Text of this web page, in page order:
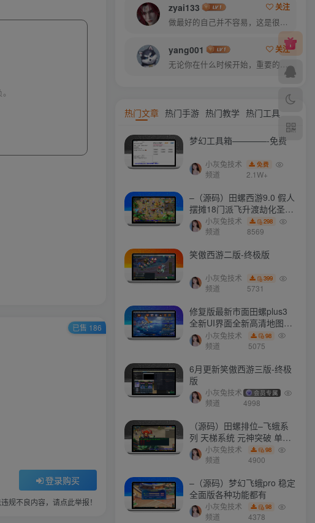
登录购买
规不良内容，请点此举报！
已售 186
zyai133
关注
做最好的自己并不容易，这是很美好的愿望，需要耐心、坚持和毅力
yang001
关注
无论你在什么时候开始，重要的是开始之后就不要停止
热门文章 热门手游 热门教学 热门工具
梦幻工具箱————-免费
小灰兔技术
频道
免费
2.1W+
–（源码）田螺西游9.0 假人
摆摊18门派飞升渡劫化圣助
战最新BB谛听….
小灰兔技术
频道
298
8569
笑傲西游二版-终极版
小灰兔技术
频道
399
5731
修复版最新市面田螺plus3
全新UI界面全新高清地图18
门派 修复了后门ggeserver
打不开
小灰兔技术
频道
98
5075
6月更新笑傲西游三版-终极
版
小灰兔技术
频道
会员专属
4998
（源码）田螺排位–飞蛾系
列 天梯系统 元神突破 单机
免费 含GM工具
小灰兔技术
频道
98
4900
–（源码）梦幻飞蛾pro 稳定
全面版各种功能都有
小灰兔技术
频道
98
4378